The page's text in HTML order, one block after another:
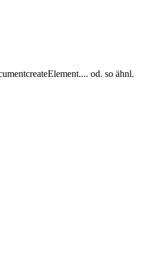
od. so ähnl.